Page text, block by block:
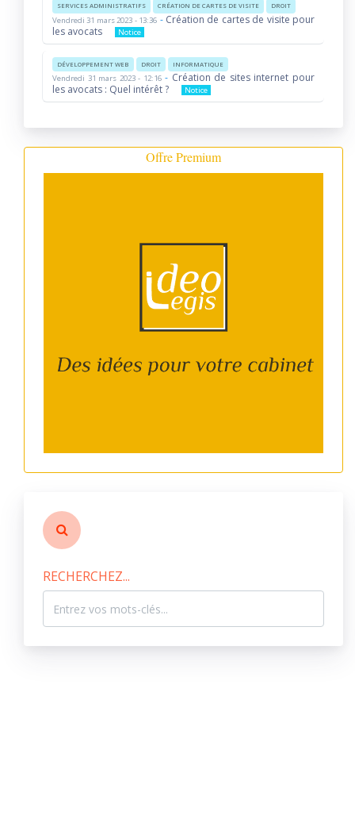
SERVICES ADMINISTRATIFS CRÉATION DE CARTES DE VISITE DROIT
Vendredi 31 mars 2023 - 13:36 - Création de cartes de visite pour
les avocats
Notice
DÉVELOPPEMENT WEB DROIT INFORMATIQUE
Vendredi 31 mars 2023 - 12:16- Création de sites internet pour
les avocats : Quel intérêt ?
Notice
Offre Premium
RECHERCHEZ...